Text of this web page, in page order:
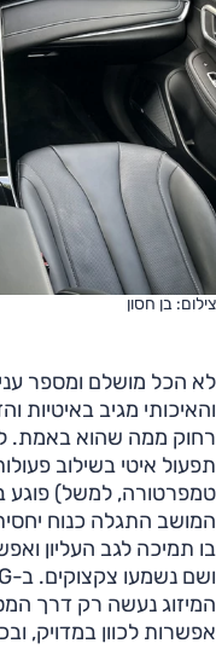
צילום: בן חסון
לא הכל מושלם ומספר
והאיכותי מגיב באיטיות
רחוק ממה שהוא באמת.
תפעול איטי בשילוב
טמפרטורה, למשל) פוגע
המושב התגלה כנוח
בו תמיכה לגב העליון
המיזוג נעשה רק דרך
אפשרות לכוון במדויק,